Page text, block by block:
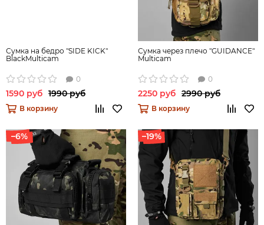
Сумка на бедро "SIDE KICK"
BlackMulticam
0
1590 руб 1990 руб
В корзину
Сумка через плечо "GUIDANCE"
Multicam
0
2250 руб 2990 руб
В корзину
–6% –19%